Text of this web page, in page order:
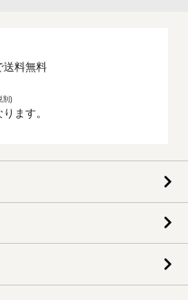
送料無料
ます。